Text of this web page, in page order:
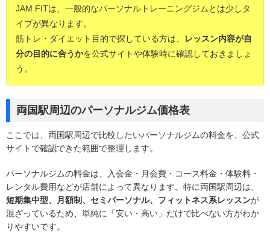
JAM FITは、一般的なパーソナルトレーニングジムとは少しタ
イプが異なります。
筋トレ・ダイエット目的で探している方は、
レッスン内容が自
分の目的に合うかを公式サイトや体験時に確認しておきましょ
う。
両国駅周辺のパーソナルジム価格表
ここでは、両国駅周辺で比較したいパーソナルジムの料金を、公式
サイトで確認できた範囲で整理します。
パーソナルジムの料金は、入会金・月会費・コース料金・体験料・
レンタル費用などが店舗によって異なります。特に両国駅周辺は、
短期集中型、月額制、セミパーソナル、フィットネス系レッスンが
混ざっているため、単純に「安い・高い」だけで比べない方がわか
りやすいです。